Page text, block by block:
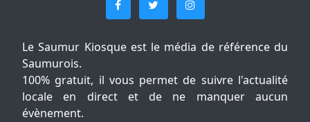
Le Saumur Kiosque est le média de référence du
Saumurois.
100% gratuit, il vous permet de suivre l'actualité
locale en direct et de ne manquer aucun
évènement.